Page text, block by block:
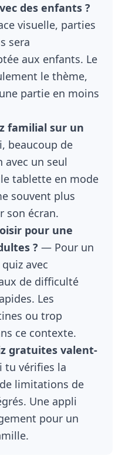
des enfants ?
visuelle, parties
sera
aux enfants. Le
le thème,
partie en moins
familial sur un
beaucoup de
un seul
tablette en mode
souvent plus
son écran.
pour une
? — Pour un
avec
de difficulté
Les
ou trop
ce contexte.
gratuites valent-
vérifies la
limitations de
Une appli
pour un